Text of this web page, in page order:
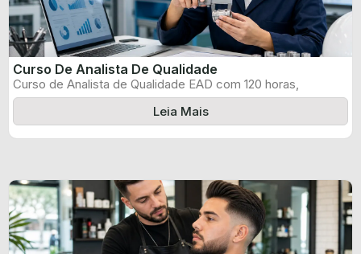
Curso De Analista De Qualidade
Curso de Analista de Qualidade EAD com 120 horas,
certificado informado pelo produtor ...
Leia Mais